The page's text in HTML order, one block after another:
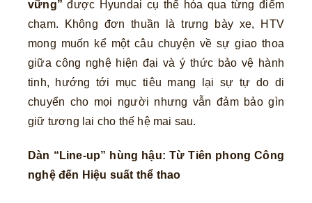
vững” được Hyundai cụ thể hóa qua từng điểm
chạm. Không đơn thuần là trưng bày xe, HTV
mong muốn kể một câu chuyện về sự giao thoa
giữa công nghệ hiện đại và ý thức bảo vệ hành
tinh, hướng tới mục tiêu mang lại sự tự do di
chuyển cho mọi người nhưng vẫn đảm bảo gìn
giữ tương lai cho thế hệ mai sau.
Dàn “Line-up” hùng hậu: Từ Tiên phong Công
nghệ đến Hiệu suất thể thao